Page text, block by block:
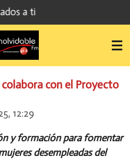
a ti
con el Proyecto
12:29
y formación para fomentar
desempleadas del